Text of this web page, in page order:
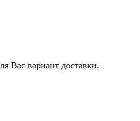
Вас вариант доставки.